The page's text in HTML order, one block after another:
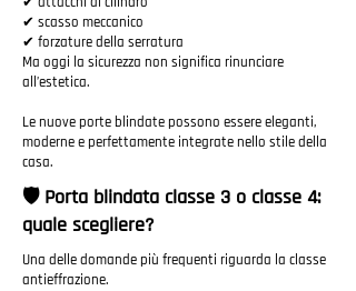
✔ scasso meccanico
✔ forzature della serratura
Ma oggi la sicurezza non significa rinunciare
all’estetica.
Le nuove porte blindate possono essere eleganti,
moderne e perfettamente integrate nello stile della
casa.
🛡️ Porta blindata classe 3 o classe 4:
quale scegliere?
Una delle domande più frequenti riguarda la classe
antieffrazione.